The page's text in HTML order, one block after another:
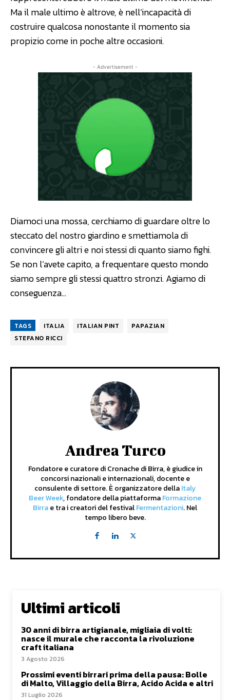
Ma il male ultimo è altrove, è nell’incapacità di
costruire qualcosa nonostante il momento sia
propizio come in poche altre occasioni.
- Advertisement -
Diamoci una mossa, cerchiamo di guardare oltre lo
steccato del nostro giardino e smettiamola di
convincere gli altri e noi stessi di quanto siamo fighi.
Se non l’avete capito, a frequentare questo mondo
siamo sempre gli stessi quattro stronzi. Agiamo di
conseguenza…
TAGS ITALIA ITALIAN PINT
PAPAZIAN
STEFANO RICCI
Andrea Turco
Fondatore e curatore di Cronache di Birra, è giudice in
concorsi nazionali e internazionali, docente e
consulente di settore. È organizzatore dellaItaly
Beer Week, fondatore della piattaformaFormazione
Birrae tra i creatori del festivalFermentazioni. Nel
tempo libero beve.
Ultimi articoli
30 anni di birra artigianale, migliaia di volti:
nasce il murale che racconta la rivoluzione
craft italiana
3 Agosto 2026
Prossimi eventi birrari prima della pausa: Bolle
di Malto, Villaggio della Birra, Acido Acida e altri
31 Luglio 2026